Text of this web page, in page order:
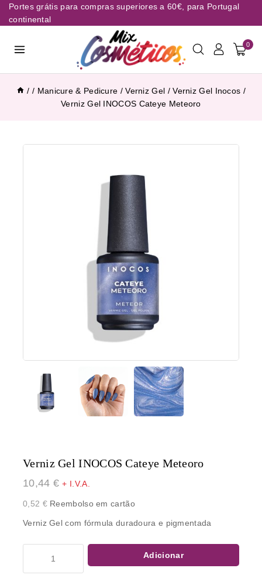
Portes grátis para compras superiores a 60€, para Portugal
continental
0
/ / Manicure & Pedicure / Verniz Gel / Verniz Gel Inocos /
Verniz Gel INOCOS Cateye Meteoro
Verniz Gel INOCOS Cateye Meteoro
10,44 € + I.V.A.
0,52 €Reembolso em cartão
Verniz Gel com fórmula duradoura e pigmentada
Adicionar